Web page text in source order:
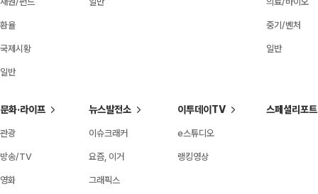
환율
국제시황
일반
중기/벤처
일반
문화·라이프
관광
방송/TV
영화
뉴스발전소
이슈크래커
요즘, 이거
그래픽스
이투데이TV
e스튜디오
랭킹영상
스페셜리포트